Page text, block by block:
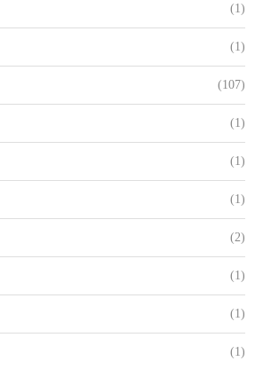
(1)
(1)
(107)
(1)
(1)
(1)
(2)
(1)
(1)
(1)